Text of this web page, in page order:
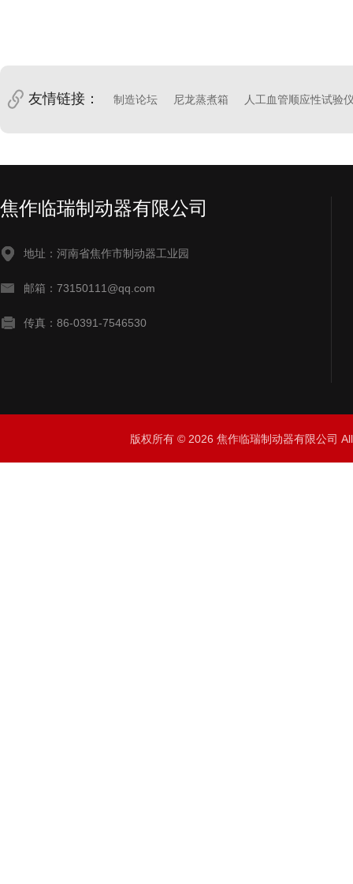
友情链接： 制造论坛 尼龙蒸煮箱 人工血管顺应性试验
焦作临瑞制动器有限公司
地址：河南省焦作市制动器工业园
邮箱：73150111@qq.com
传真：86-0391-7546530
版权所有 © 2026 焦作临瑞制动器有限公